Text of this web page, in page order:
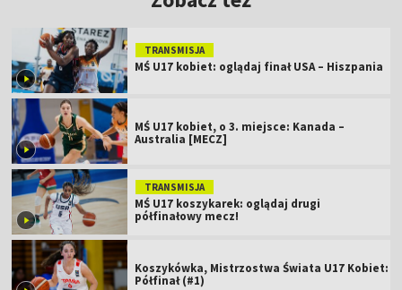
TRANSMISJA
MŚ U17 kobiet: oglądaj finał USA – Hiszpania
MŚ U17 kobiet, o 3. miejsce: Kanada –
Australia [MECZ]
TRANSMISJA
MŚ U17 koszykarek: oglądaj drugi
półfinałowy mecz!
Koszykówka, Mistrzostwa Świata U17 Kobiet:
Półfinał (#1)